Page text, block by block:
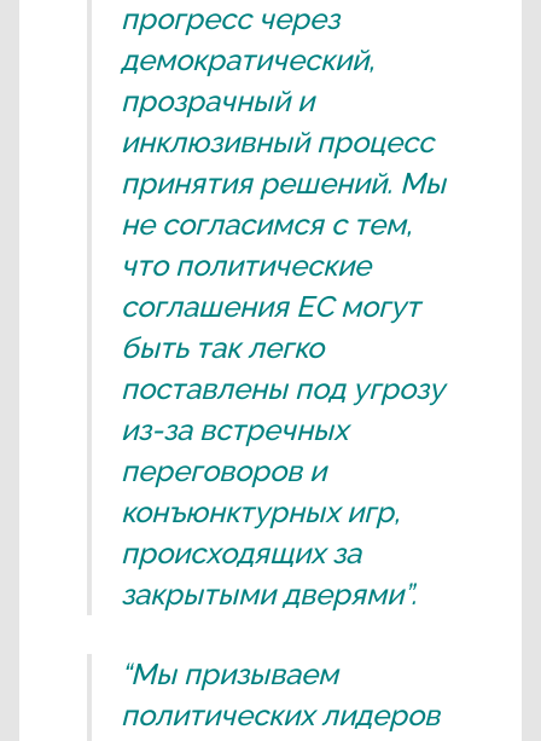
прогресс через
демократический,
прозрачный и
инклюзивный процесс
принятия решений. Мы
не согласимся с тем,
что политические
соглашения ЕС могут
быть так легко
поставлены под угрозу
из-за встречных
переговоров и
конъюнктурных игр,
происходящих за
закрытыми дверями”.
“Мы призываем
политических лидеров